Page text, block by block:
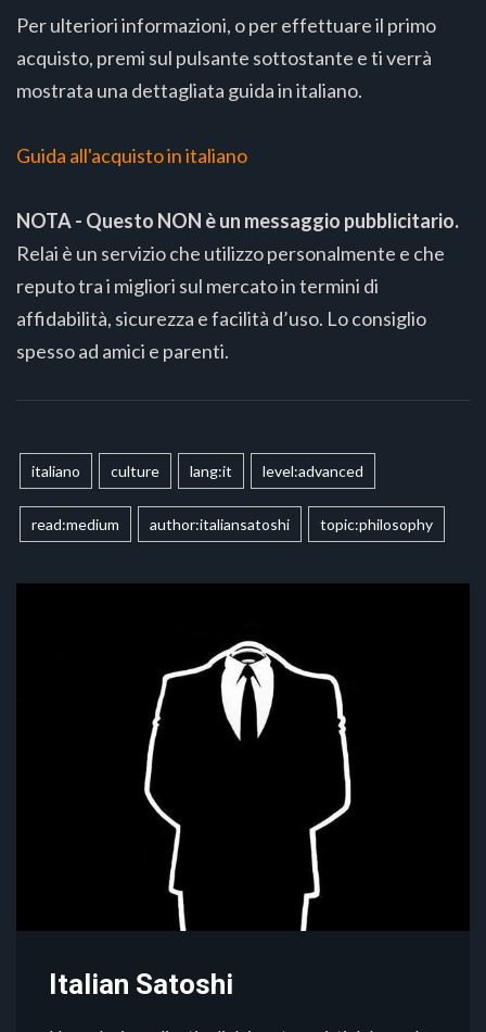
Per ulteriori informazioni, o per effettuare il primo
acquisto, premi sul pulsante sottostante e ti verrà
mostrata una dettagliata guida in italiano.
Guida all'acquisto in italiano
NOTA - Questo NON è un messaggio pubblicitario.
Relai è un servizio che utilizzo personalmente e che
reputo tra i migliori sul mercato in termini di
affidabilità, sicurezza e facilità d’uso. Lo consiglio
spesso ad amici e parenti.
italiano culture lang:it level:advanced
read:medium author:italiansatoshi topic:philosophy
Italian Satoshi